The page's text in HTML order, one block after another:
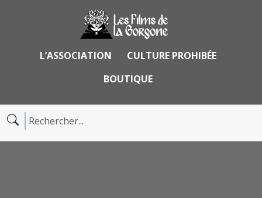
L’ASSOCIATION
CULTURE PROHIBÉE
BOUTIQUE